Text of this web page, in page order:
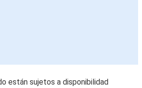
están sujetos a disponibilidad